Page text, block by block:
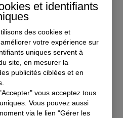
auto
Auto
et identifiants
des cookies et
votre expérience sur
uniques servent à
site, en mesurer la
publicités ciblées et en
vous acceptez tous
Vous pouvez aussi
via le lien "Gérer les